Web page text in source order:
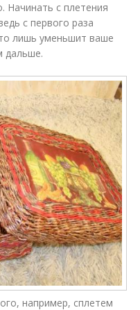
Начинать с плетения
с первого раза
лишь уменьшит ваше
дальше.
например, сплетем